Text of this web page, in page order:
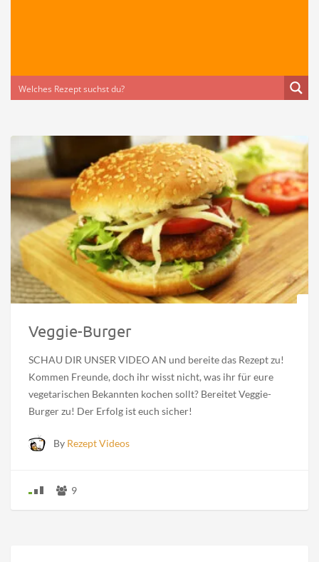
Veggie-Burger
SCHAU DIR UNSER VIDEO AN und bereite das Rezept zu!
Kommen Freunde, doch ihr wisst nicht, was ihr für eure
vegetarischen Bekannten kochen sollt? Bereitet Veggie-
Burger zu! Der Erfolg ist euch sicher!
By Rezept Videos
9